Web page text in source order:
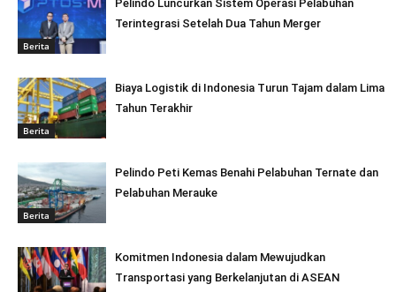
Berita
Pelindo Luncurkan Sistem Operasi Pelabuhan
Terintegrasi Setelah Dua Tahun Merger
Berita
Biaya Logistik di Indonesia Turun Tajam dalam Lima
Tahun Terakhir
Berita
Pelindo Peti Kemas Benahi Pelabuhan Ternate dan
Pelabuhan Merauke
Komitmen Indonesia dalam Mewujudkan
Transportasi yang Berkelanjutan di ASEAN